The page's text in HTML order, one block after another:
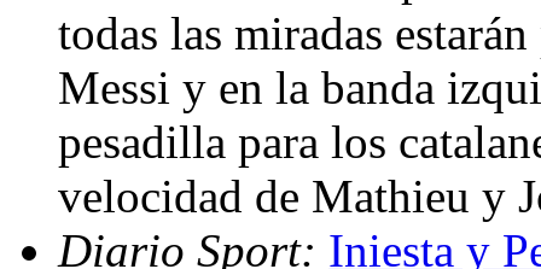
todas las miradas
Messi y en la banda
pesadilla para los
velocidad de Mathieu y
Diario Sport: Iniesta y